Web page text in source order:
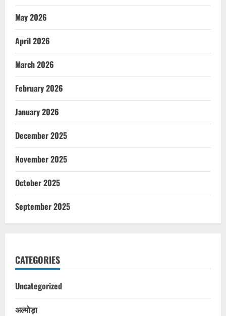
May 2026
April 2026
March 2026
February 2026
January 2026
December 2025
November 2025
October 2025
September 2025
CATEGORIES
Uncategorized
अल्मोड़ा